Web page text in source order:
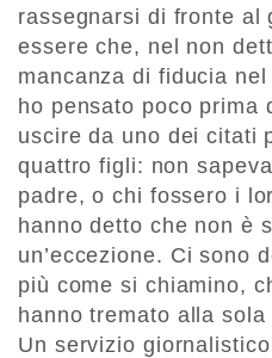
rassegnarsi di fronte al
essere che, nel non
mancanza di fiducia
ho pensato poco prima
uscire da uno dei citati
quattro figli: non
padre, o chi fossero i
hanno detto che non è
un’eccezione. Ci sono
più come si chiamino,
hanno tremato alla
Un servizio